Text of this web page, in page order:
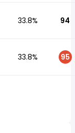
33.8% 94
33.8% 95